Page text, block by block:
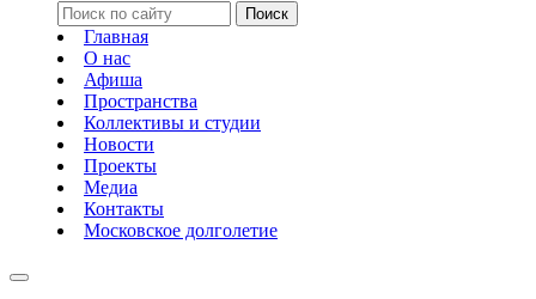
Главная
О нас
Афиша
Пространства
Коллективы и студии
Новости
Проекты
Медиа
Контакты
Московское долголетие